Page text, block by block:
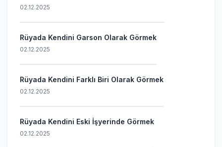
02.12.2025
Rüyada Kendini Garson Olarak Görmek
02.12.2025
Rüyada Kendini Farklı Biri Olarak Görmek
02.12.2025
Rüyada Kendini Eski İşyerinde Görmek
02.12.2025